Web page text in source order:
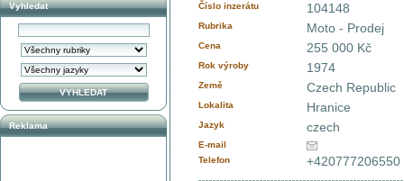
Číslo inzerátu 104148
Rubrika Moto - Prodej
Cena 255 000 Kč
Rok výroby 1974
Země Czech Republic
Lokalita Hranice
Jazyk czech
E-mail
Telefon
+420777206550
Vyhledat
Reklama